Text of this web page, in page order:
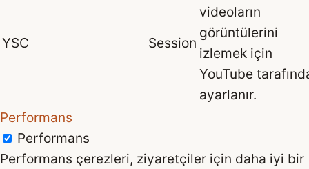
YSC Session
videoların
görüntülerini
izlemek için
YouTube
ayarlanır.
Performans
Performans
Performans çerezleri, ziyaretçiler için daha iyi bir